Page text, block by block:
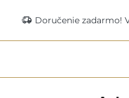
delivery_truck_speed Doručenie zadarmo!